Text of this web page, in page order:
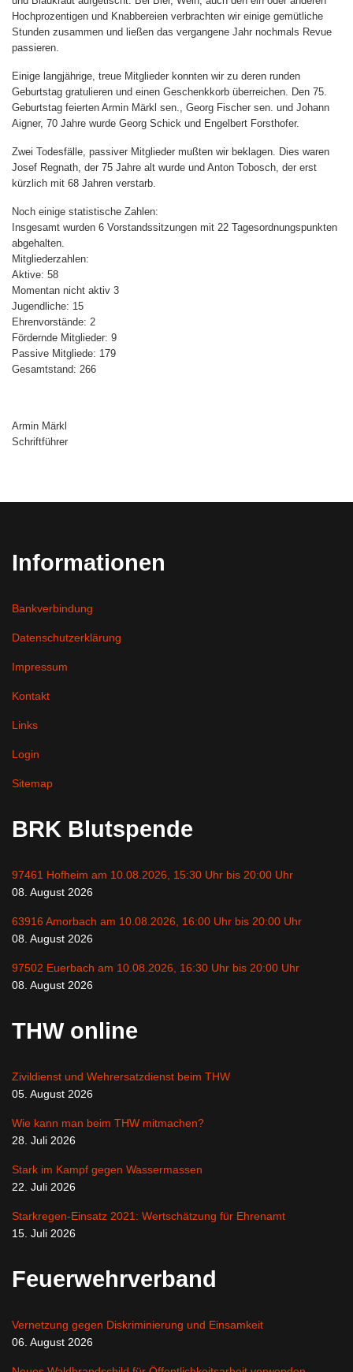
Hochprozentigen und Knabbereien verbrachten wir einige gemütliche
Stunden zusammen und ließen das vergangene Jahr nochmals Revue
passieren.
Einige langjährige, treue Mitglieder konnten wir zu deren runden
Geburtstag gratulieren und einen Geschenkkorb überreichen. Den 75.
Geburtstag feierten Armin Märkl sen., Georg Fischer sen. und Johann
Aigner, 70 Jahre wurde Georg Schick und Engelbert Forsthofer.
Zwei Todesfälle, passiver Mitglieder mußten wir beklagen. Dies waren
Josef Regnath, der 75 Jahre alt wurde und Anton Tobosch, der erst
kürzlich mit 68 Jahren verstarb.
Noch einige statistische Zahlen:
Insgesamt wurden 6 Vorstandssitzungen mit 22 Tagesordnungspunkten
abgehalten.
Mitgliederzahlen:
Aktive: 58
Momentan nicht aktiv 3
Jugendliche: 15
Ehrenvorstände: 2
Fördernde Mitglieder: 9
Passive Mitgliede: 179
Gesamtstand: 266
Armin Märkl
Schriftführer
Informationen
Bankverbindung
Datenschutzerklärung
Impressum
Kontakt
Links
Login
Sitemap
BRK Blutspende
97461 Hofheim am 10.08.2026, 15:30 Uhr bis 20:00 Uhr
08. August 2026
63916 Amorbach am 10.08.2026, 16:00 Uhr bis 20:00 Uhr
08. August 2026
97502 Euerbach am 10.08.2026, 16:30 Uhr bis 20:00 Uhr
08. August 2026
THW online
Zivildienst und Wehrersatzdienst beim THW
05. August 2026
Wie kann man beim THW mitmachen?
28. Juli 2026
Stark im Kampf gegen Wassermassen
22. Juli 2026
Starkregen-Einsatz 2021: Wertschätzung für Ehrenamt
15. Juli 2026
Feuerwehrverband
Vernetzung gegen Diskriminierung und Einsamkeit
06. August 2026